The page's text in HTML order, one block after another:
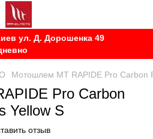
ул. Д. Дорошенка 49
Мотошлем MT RAPIDE Pro Carbon
Pro Carbon
Yellow S
отзыв